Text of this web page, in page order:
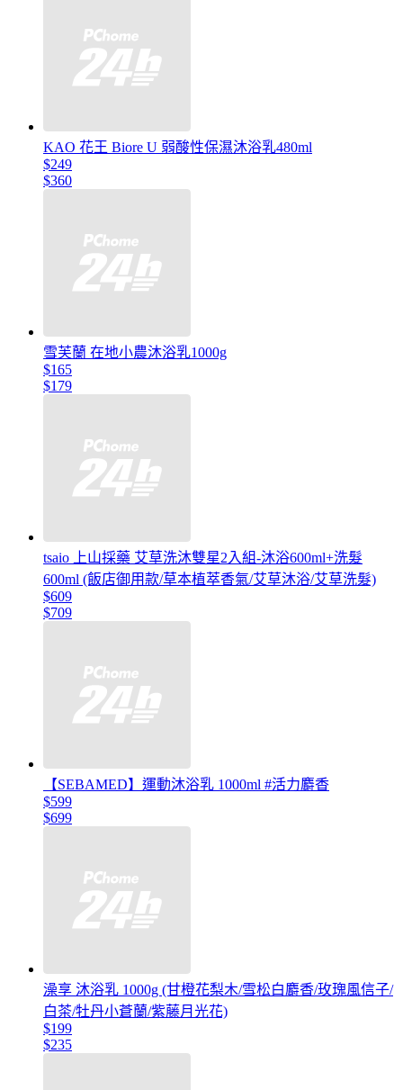
KAO 花王 Biore U 弱酸性保濕沐浴乳480ml
$249
$360
雪芙蘭 在地小農沐浴乳1000g
$165
$179
tsaio 上山採藥 艾草洗沐雙星2入組-沐浴600ml+洗髮
600ml (飯店御用款/草本植萃香氣/艾草沐浴/艾草洗髮)
$609
$709
【SEBAMED】運動沐浴乳 1000ml #活力麝香
$599
$699
澡享 沐浴乳 1000g (甘橙花梨木/雪松白麝香/玫瑰風信子/
白茶/牡丹小蒼蘭/紫藤月光花)
$199
$235